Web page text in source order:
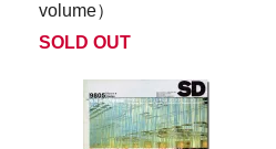
volume）
SOLD OUT